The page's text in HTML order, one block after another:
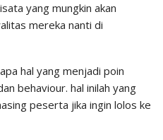
yang mungkin akan
mereka nanti di
hal yang menjadi poin
behaviour. hal inilah yang
peserta jika ingin lolos ke